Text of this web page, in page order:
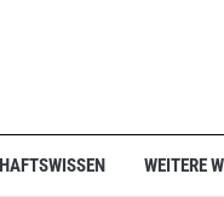
WEITERE